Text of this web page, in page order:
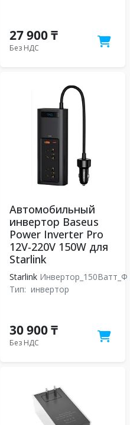
27 900 ₸
Без НДС
Автомобильный
инвертор Baseus
Power Inverter Pro
12V-220V 150W для
Starlink
Starlink Инвертор_150Ватт_Ф
Тип: инвертор
30 900 ₸
Без НДС